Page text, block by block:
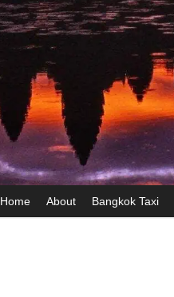
Home About Bangkok Taxi